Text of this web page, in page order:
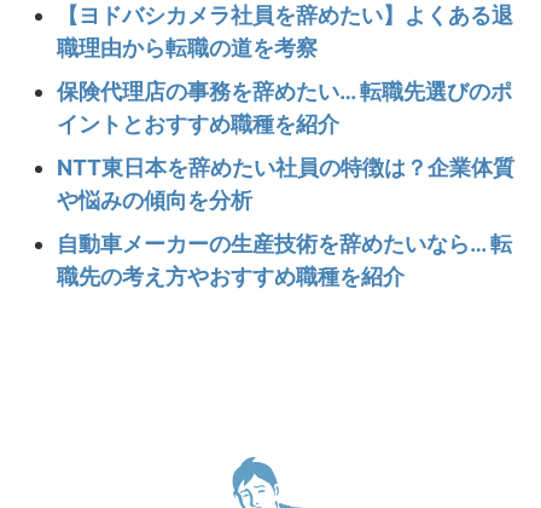
【ヨドバシカメラ社員を辞めたい】よくある退
職理由から転職の道を考察
保険代理店の事務を辞めたい… 転職先選びのポ
イントとおすすめ職種を紹介
NTT東日本を辞めたい社員の特徴は？企業体質
や悩みの傾向を分析
自動車メーカーの生産技術を辞めたいなら… 転
職先の考え方やおすすめ職種を紹介